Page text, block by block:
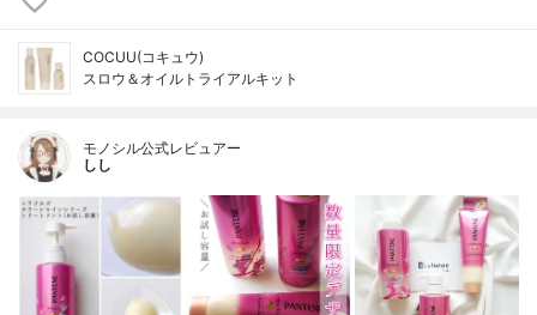
COCUU(コキュウ)
スロウ＆オイルトライアルキット
モノシル公式レビュアー
しし